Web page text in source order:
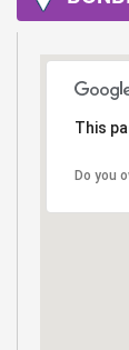
This
Do you